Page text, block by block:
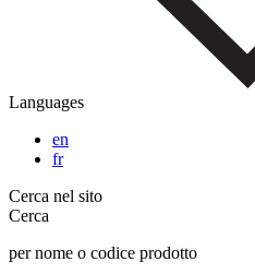
Languages
en
fr
Cerca nel sito
Cerca
per nome o codice prodotto